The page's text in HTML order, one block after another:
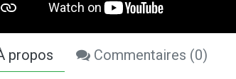
propos Commentaires (0)